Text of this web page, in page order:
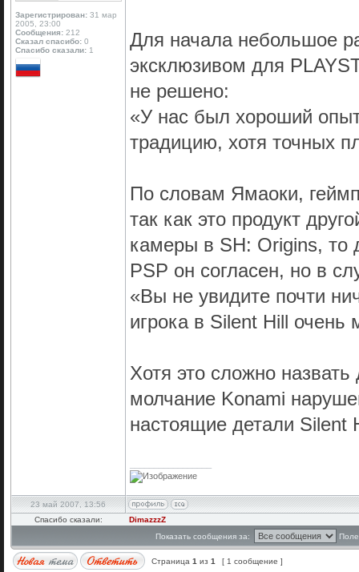
Зарегистрирован: 31 мар
2005, 23:00
Сообщения: 212
Сказал спасибо: 0
Спасибо сказали: 1
Для начала небольшое
эксклюзивом для
не решено:
«У нас был хороший
традицию, хотя точных
По словам Ямаоки,
так как это продукт
камеры в SH: Origins, то
PSP он согласен, но в
«Вы не увидите почти
игрока в Silent Hill очень
Хотя это сложно
молчание Konami
настоящие детали Silent
23 май 2007, 13:56
Спасибо сказали:
DimazzzZ
Показать сообщения за:
Страница 1 из 1 [ 1 сообщение ]